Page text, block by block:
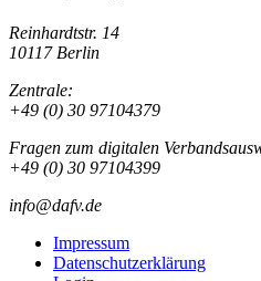
Reinhardtstr. 14
10117 Berlin
Zentrale:
+49 (0) 30 97104379
Fragen zum digitalen
+49 (0) 30 97104399
info@dafv.de
Impressum
Datenschutzerklärung